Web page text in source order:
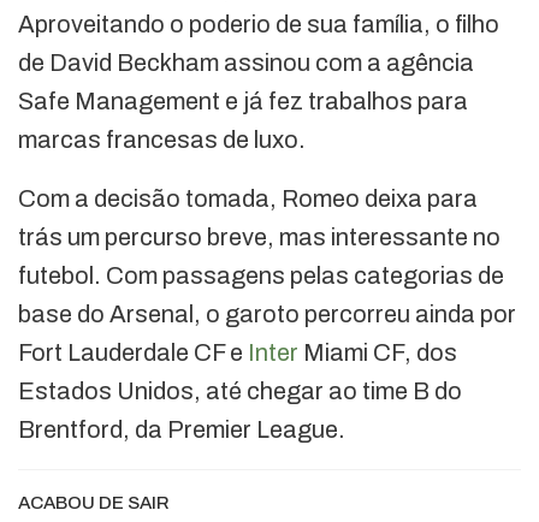
Aproveitando o poderio de sua família, o filho
de David Beckham assinou com a agência
Safe Management e já fez trabalhos para
marcas francesas de luxo.
Com a decisão tomada, Romeo deixa para
trás um percurso breve, mas interessante no
futebol. Com passagens pelas categorias de
base do Arsenal, o garoto percorreu ainda por
Fort Lauderdale CF e Inter Miami CF, dos
Estados Unidos, até chegar ao time B do
Brentford, da Premier League.
ACABOU DE SAIR